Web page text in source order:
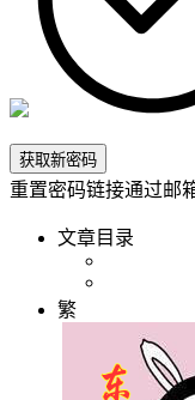
重置密码链接通过邮
文章目录
繁